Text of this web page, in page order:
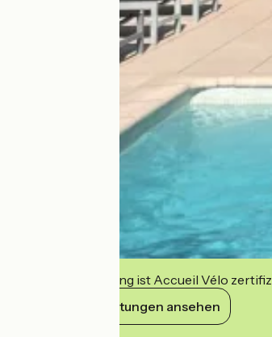
Diese Einrichtung ist Accueil Vélo
Ihre Verpflichtungen ansehen